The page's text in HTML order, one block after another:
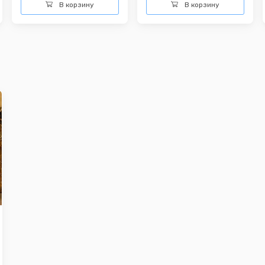
В корзину В корзину